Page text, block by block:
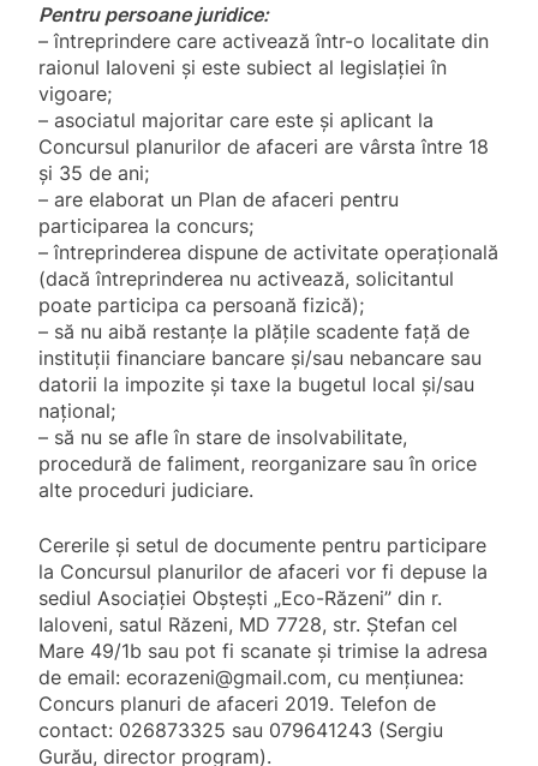
Pentru persoane juridice:
– întreprindere care activează într-o localitate din
raionul Ialoveni și este subiect al legislației în
vigoare;
– asociatul majoritar care este și aplicant la
Concursul planurilor de afaceri are vârsta între 18
și 35 de ani;
– are elaborat un Plan de afaceri pentru
participarea la concurs;
– întreprinderea dispune de activitate operațională
(dacă întreprinderea nu activează, solicitantul
poate participa ca persoană fizică);
– să nu aibă restanțe la plăţile scadente faţă de
instituţii financiare bancare şi/sau nebancare sau
datorii la impozite şi taxe la bugetul local și/sau
național;
– să nu se afle în stare de insolvabilitate,
procedură de faliment, reorganizare sau în orice
alte proceduri judiciare.
Cererile și setul de documente pentru participare
la Concursul planurilor de afaceri vor fi depuse la
sediul Asociației Obștești „Eco-Răzeni” din r.
Ialoveni, satul Răzeni, MD 7728, str. Ștefan cel
Mare 49/1b sau pot fi scanate și trimise la adresa
de email: ecorazeni@gmail.com, cu mențiunea:
Concurs planuri de afaceri 2019. Telefon de
contact: 026873325 sau 079641243 (Sergiu
Gurău, director program).